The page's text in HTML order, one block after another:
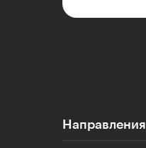
Направления